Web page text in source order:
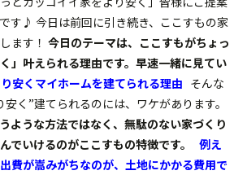
す♪ 今日は前回に引き続き、ここすもの家
ます！ 今日のテーマは、ここすもがちょっ
」叶えられる理由です。早速一緒に見てい
安くマイホームを建てられる理由 そんな
く”建てられるのには、ワケがあります。
ような方法ではなく、無駄のない家づくり
でいけるのがここすもの特徴です。
例え
費が嵩みがちなのが、土地にかかる費用で